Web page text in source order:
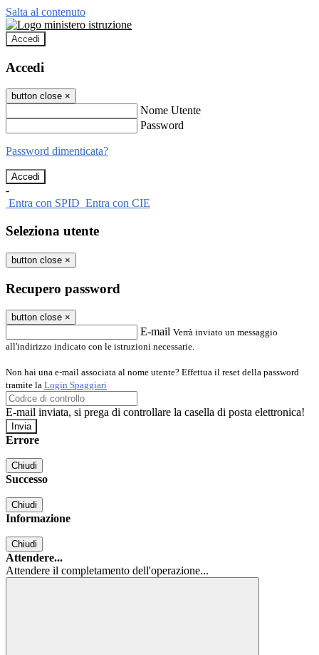
Salta al contenuto
Accedi
Accedi
button close ×
Nome Utente
Password
Password dimenticata?
-
Entra con SPID Entra con CIE
Seleziona utente
button close ×
Recupero password
button close ×
E-mail Verrà inviato un messaggio
all'indirizzo indicato con le istruzioni necessarie.
Non hai una e-mail associata al nome utente? Effettua il reset della password
tramite la Login Spaggiari
E-mail inviata, si prega di controllare la casella di posta elettronica!
Errore
Chiudi
Successo
Chiudi
Informazione
Chiudi
Attendere...
Attendere il completamento dell'operazione...